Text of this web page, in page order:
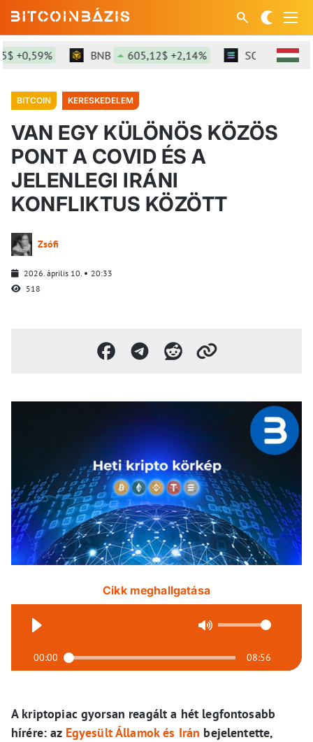
BNB 605,12$ +2,14% SOL 76,32$
BITCOIN KERESKEDELEM
VAN EGY KÜLÖNÖS KÖZÖS
PONT A COVID ÉS A
JELENLEGI IRÁNI
KONFLIKTUS KÖZÖTT
Zsófi
2026. április 10.
20:33
518
Cikk meghallgatása
00:00 08:56
A kriptopiac gyorsan reagált a hét legfontosabb
hírére: az Egyesült Államok és Irán bejelentette,